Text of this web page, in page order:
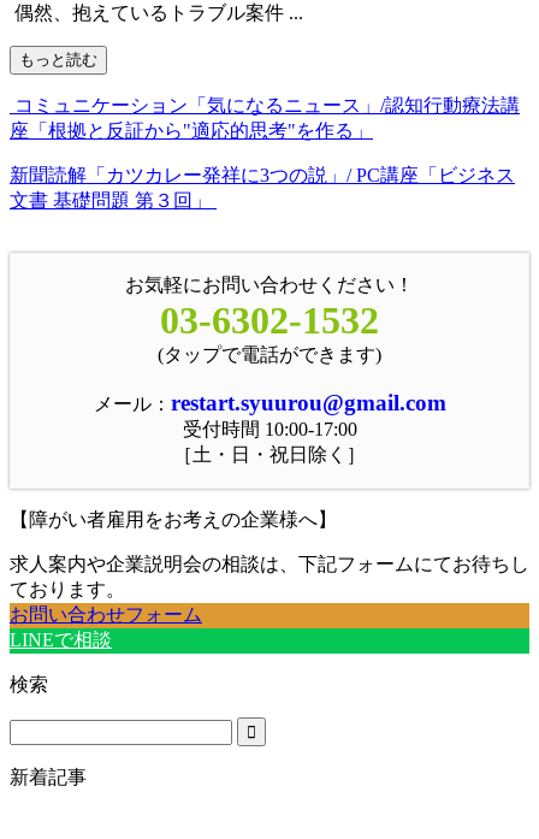
偶然、抱えているトラブル案件 ...
もっと読む
コミュニケーション「気になるニュース」/認知行動療法講
座「根拠と反証から"適応的思考"を作る」
新聞読解「カツカレー発祥に3つの説」/ PC講座「ビジネス
文書 基礎問題 第３回」
お気軽にお問い合わせください！
03-6302-1532
(タップで電話ができます)
メール： restart.syuurou@gmail.com
受付時間 10:00-17:00
［土・日・祝日除く］
【障がい者雇用をお考えの企業様へ】
求人案内や企業説明会の相談は、下記フォームにてお待ちし
ております。
お問い合わせフォーム
LINEで相談
検索
新着記事